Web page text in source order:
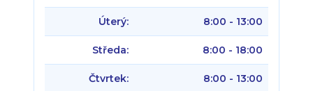
Úterý: 8:00 - 13:00
Středa: 8:00 - 18:00
Čtvrtek: 8:00 - 13:00